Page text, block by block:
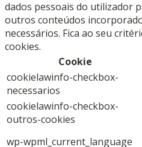
dados pessoais do utilizador
outros conteúdos
necessários. Fica ao seu
cookies.
Cookie
cookielawinfo-checkbox-
necessarios
cookielawinfo-checkbox-
outros-cookies
wp-wpml_current_language